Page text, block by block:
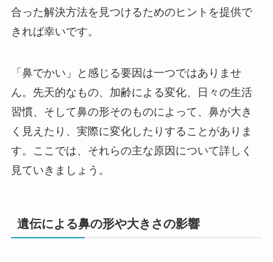
合った解決方法を見つけるためのヒントを提供で
きれば幸いです。
「鼻でかい」と感じる要因は一つではありませ
ん。先天的なもの、加齢による変化、日々の生活
習慣、そして鼻の形そのものによって、鼻が大き
く見えたり、実際に変化したりすることがありま
す。ここでは、それらの主な原因について詳しく
見ていきましょう。
遺伝による鼻の形や大きさの影響